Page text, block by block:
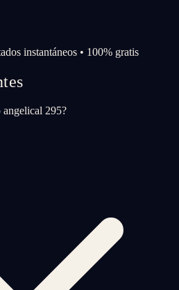
instantáneos • 100% gratis
295?